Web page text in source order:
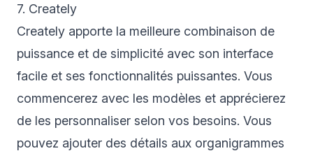
7. Creately
Creately apporte la meilleure combinaison de
puissance et de simplicité avec son interface
facile et ses fonctionnalités puissantes. Vous
commencerez avec les modèles et apprécierez
de les personnaliser selon vos besoins. Vous
pouvez ajouter des détails aux organigrammes